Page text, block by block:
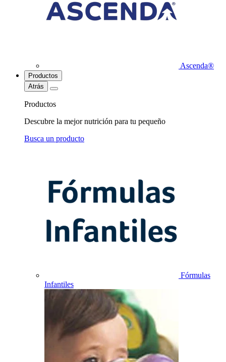
Ascenda®
Productos
Atrás
Productos
Descubre la mejor nutrición para tu pequeño
Busca un producto
Fórmulas
Infantiles